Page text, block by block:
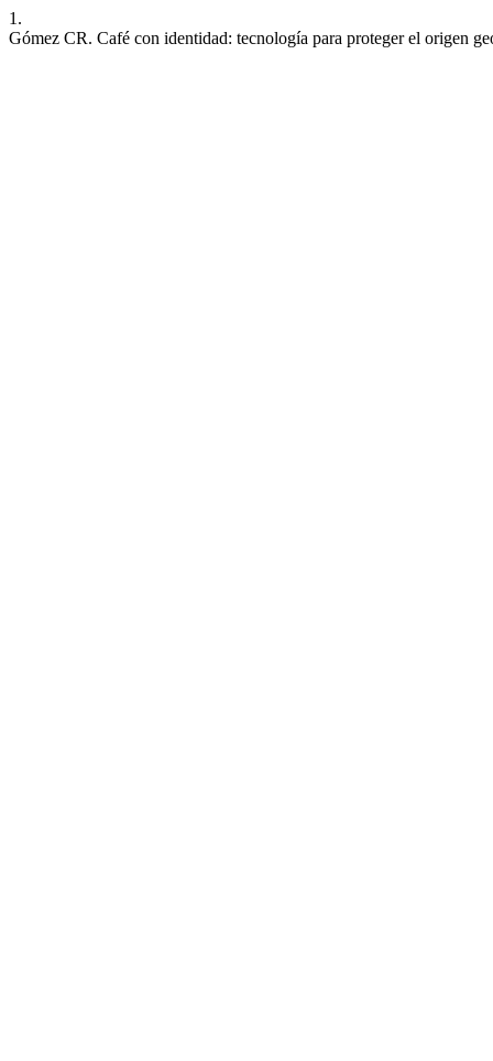
1.
Gómez CR. Café con identidad: tecnología para proteger el origen